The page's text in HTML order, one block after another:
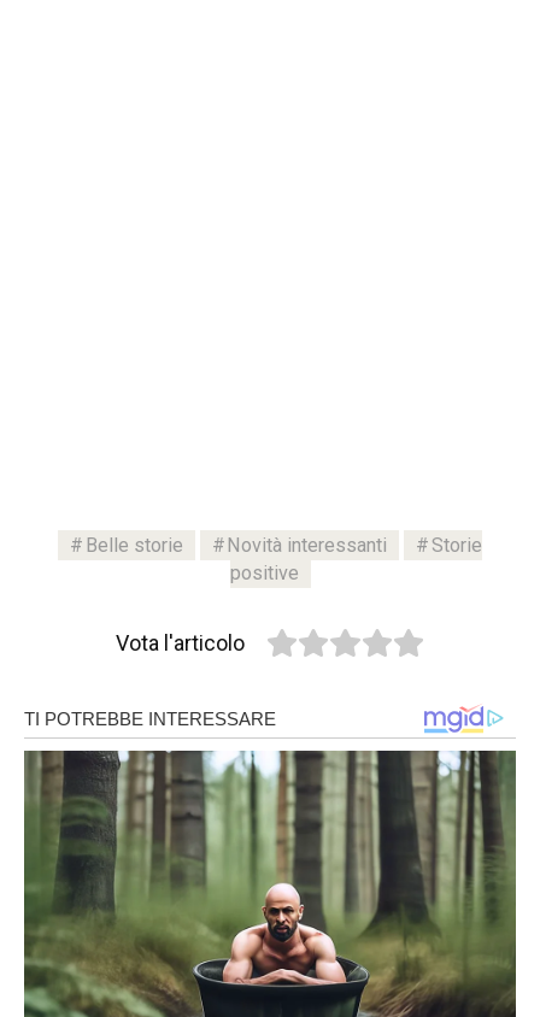
Belle storie Novità interessanti
Storie
positive
Vota l'articolo